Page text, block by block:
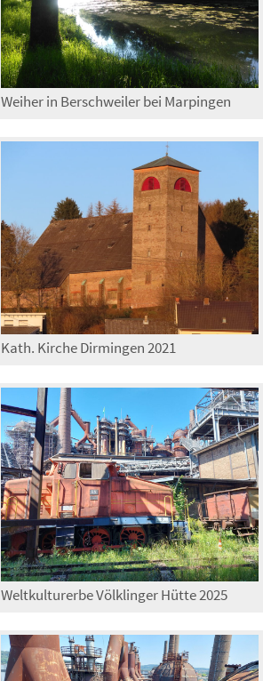
Weiher in Berschweiler bei Marpingen
Kath. Kirche Dirmingen 2021
Weltkulturerbe Völklinger Hütte 2025